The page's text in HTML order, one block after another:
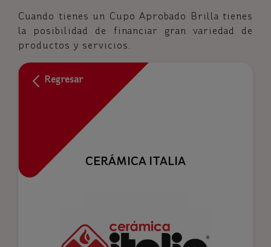
Cuando tienes un Cupo Aprobado Brilla tienes
la posibilidad de financiar gran variedad de
productos y servicios.
Regresar
CERÁMICA ITALIA